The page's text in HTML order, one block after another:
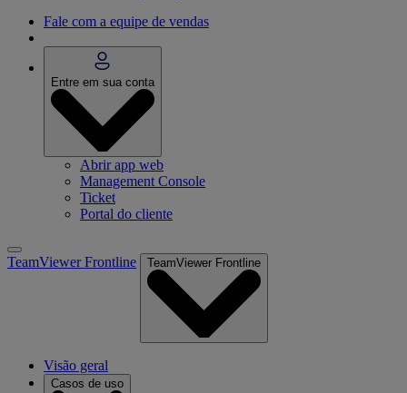
Fale com a equipe de vendas
Entre em sua conta
Abrir app web
Management Console
Ticket
Portal do cliente
TeamViewer Frontline TeamViewer Frontline
Visão geral
Casos de uso